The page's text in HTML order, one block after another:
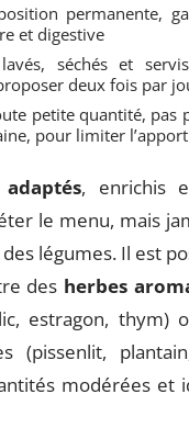
permanente,
et digestive
séchés et
deux fois par
petite quantité, pas
pour limiter
, enrichis
le menu, mais
légumes. Il est
des herbes
estragon, thym)
(pissenlit,
modérées et